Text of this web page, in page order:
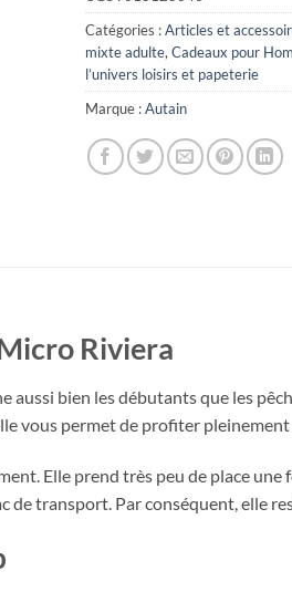
Catégories :Articles et
mixte adulte, Cadeaux pour
l’univers loisirs et papeterie
Marque :Autain
Riviera
aussi bien les débutants que les
vous permet de profiter pleinement
Elle prend très peu de place une
de transport. Par conséquent, elle